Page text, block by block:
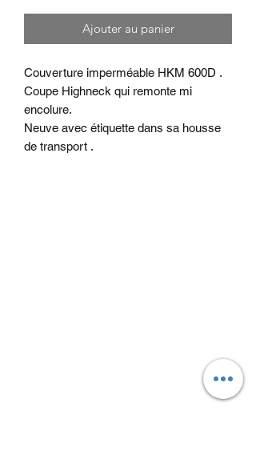
Ajouter au panier
Couverture imperméable HKM 600D .
Coupe Highneck qui remonte mi
encolure.
Neuve avec étiquette dans sa housse
de transport .